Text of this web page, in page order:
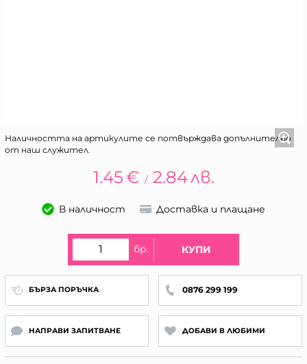
Наличността на артикулите се потвърждава допълнително
от наш служител.
1.45€ / 2.84лв.
В наличност Доставка и плащане
бр. КУПИ
БЪРЗА ПОРЪЧКА 0876 299 199
НАПРАВИ ЗАПИТВАНЕ ДОБАВИ В ЛЮБИМИ